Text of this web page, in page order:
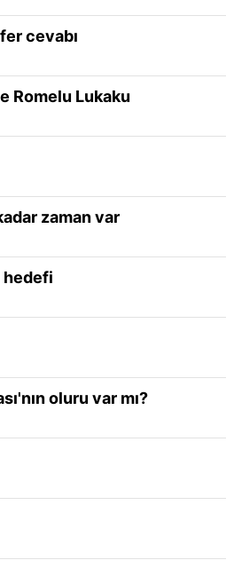
cevabı
Romelu Lukaku
zaman var
hedefi
oluru var mı?